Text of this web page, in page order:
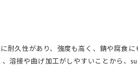
久性があり、強度も高く、錆や腐食
溶接や曲げ加工がしやすいことから、